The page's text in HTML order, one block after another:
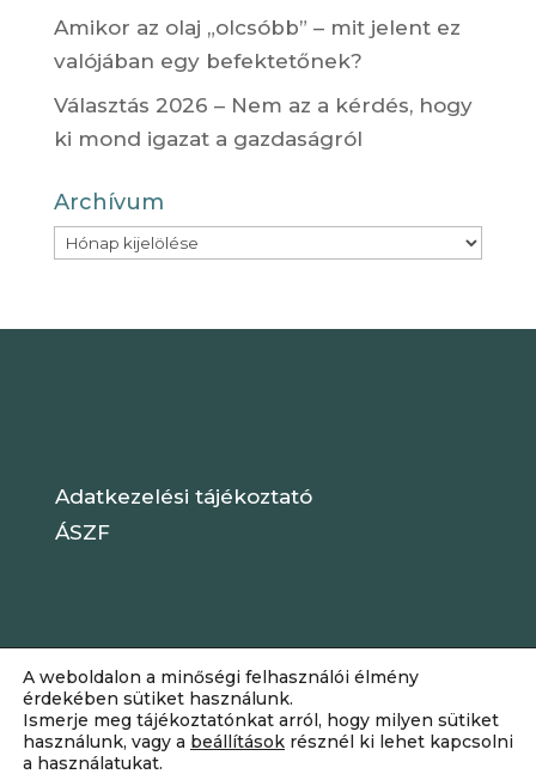
Amikor az olaj „olcsóbb” – mit jelent ez
valójában egy befektetőnek?
Választás 2026 – Nem az a kérdés, hogy
ki mond igazat a gazdaságról
Archívum
Archívum
Adatkezelési tájékoztató
ÁSZF
A weboldalon a minőségi felhasználói élmény
érdekében sütiket használunk.
Ismerje meg tájékoztatónkat arról, hogy milyen sütiket
használunk, vagy a beállítások résznél ki lehet kapcsolni
a használatukat.